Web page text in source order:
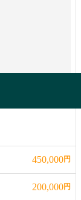
450,000円
200,000円